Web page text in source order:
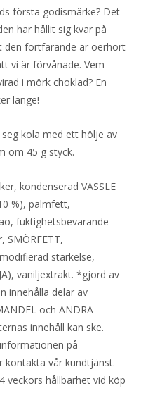
första godismärke? Det
har hållit sig kvar på
den fortfarande är oerhört
vi är förvånade. Vem
i mörk choklad? En
länge!
seg kola med ett hölje av
om 45 g styck.
kondenserad VASSLE
%), palmfett,
fuktighetsbevarande
SMÖRFETT,
modifierad stärkelse,
vaniljextrakt. *gjord av
innehålla delar av
och ANDRA
innehåll kan ske.
på
kontakta vår kundtjänst.
veckors hållbarhet vid köp